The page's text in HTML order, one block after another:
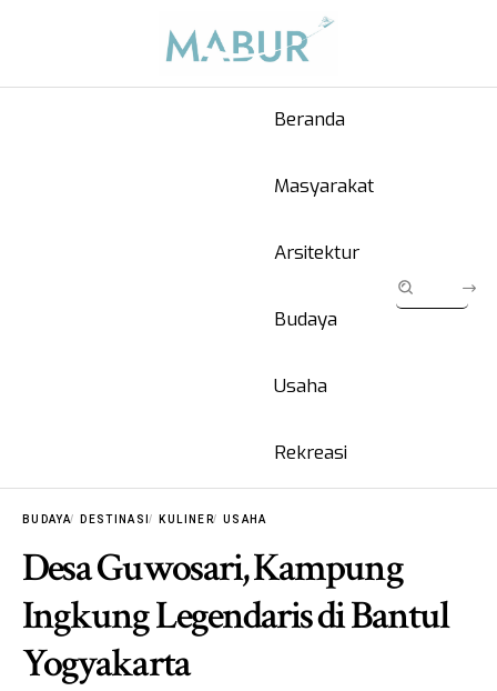
Beranda
Masyarakat
Arsitektur
Budaya
Usaha
Rekreasi
BUDAYA DESTINASI KULINER USAHA
Desa Guwosari, Kampung
Ingkung Legendaris di Bantul
Yogyakarta